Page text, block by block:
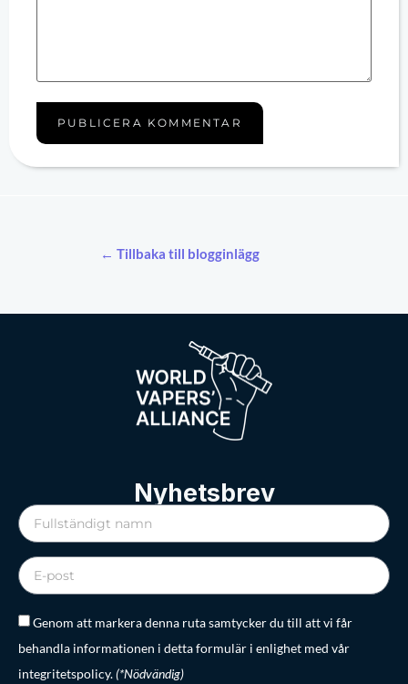
← Tillbaka till blogginlägg
Nyhetsbrev
Genom att markera denna ruta samtycker du till att vi får
behandla informationen i detta formulär i enlighet med vår
integritetspolicy.(*Nödvändig)